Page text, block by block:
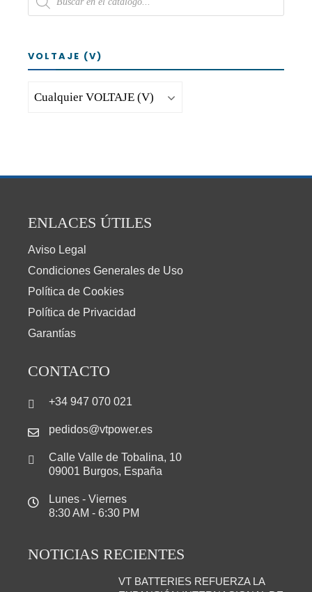
VOLTAJE (V)
ENLACES ÚTILES
Aviso Legal
Condiciones Generales de Uso
Política de Cookies
Política de Privacidad
Garantías
CONTACTO
+34 947 070 021
pedidos@vtpower.es
Calle Valle de Tobalina, 10
09001 Burgos, España
Lunes - Viernes
8:30 AM - 6:30 PM
NOTICIAS RECIENTES
VT BATTERIES REFUERZA LA